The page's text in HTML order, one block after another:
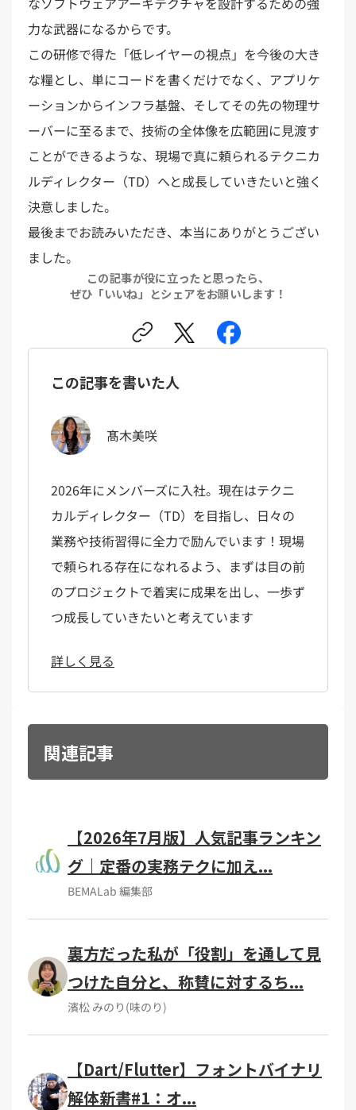
力な武器になるからです。
この研修で得た「低レイヤーの視点」を今後の大き
な糧とし、単にコードを書くだけでなく、アプリケ
ーションからインフラ基盤、そしてその先の物理サ
ーバーに至るまで、技術の全体像を広範囲に見渡す
ことができるような、現場で真に頼られるテクニカ
ルディレクター（TD）へと成長していきたいと強く
決意しました。
最後までお読みいただき、本当にありがとうござい
ました。
この記事が役に立ったと思ったら、
ぜひ「いいね」とシェアをお願いします！
この記事を書いた人
髙木美咲
2026年にメンバーズに入社。現在はテクニ
カルディレクター（TD）を目指し、日々の
業務や技術習得に全力で励んでいます！現場
で頼られる存在になれるよう、まずは目の前
のプロジェクトで着実に成果を出し、一歩ず
つ成長していきたいと考えています
詳しく見る
関連記事
【2026年7月版】人気記事ランキン
グ｜定番の実務テクに加え...
BEMALab 編集部
裏方だった私が「役割」を通して見
つけた自分と、称賛に対するち...
濱松 みのり(味のり)
【Dart/Flutter】フォントバイナリ
解体新書#1：オ...